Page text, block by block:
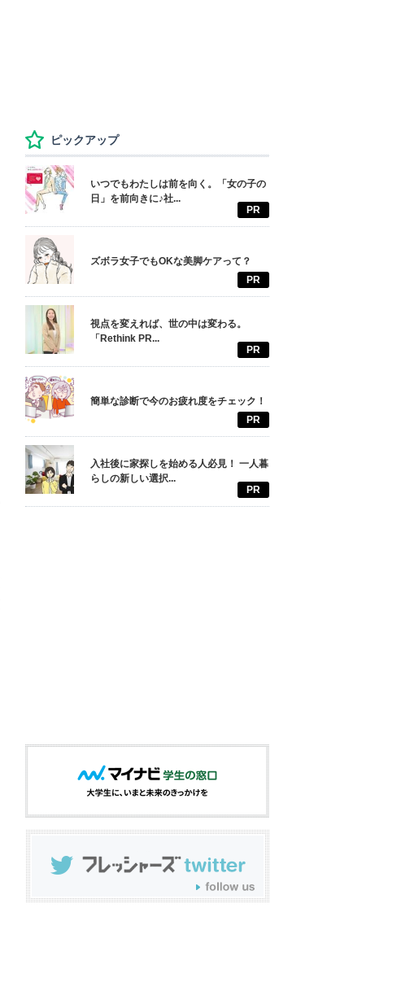
ピックアップ
いつでもわたしは前を向く。「女の子の
日」を前向きに♪社...
PR
ズボラ女子でもOKな美脚ケアって？
PR
視点を変えれば、世の中は変わる。
「Rethink PR...
PR
簡単な診断で今のお疲れ度をチェック！
PR
入社後に家探しを始める人必見！ 一人暮
らしの新しい選択...
PR